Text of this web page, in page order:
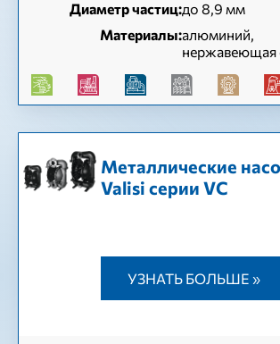
Диаметр частиц:до 8,9 мм
Материалы:алюминий,
нержавеющая
Металлические
Valisi серии VC
УЗНАТЬ БОЛЬШЕ »